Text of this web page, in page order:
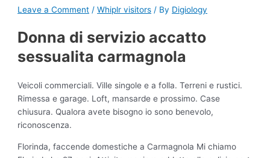
Leave a Comment /Whiplr visitors / By Digiology
Donna di servizio accatto
sessualita carmagnola
Veicoli commerciali. Ville singole e a folla. Terreni e rustici.
Rimessa e garage. Loft, mansarde e prossimo. Case
chiusura. Qualora avete bisogno io sono benevolo,
riconoscenza.
Florinda, faccende domestiche a Carmagnola Mi chiamo